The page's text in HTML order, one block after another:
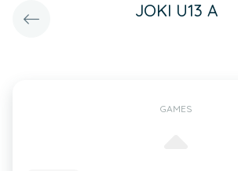
JOKI U13 A
GAMES